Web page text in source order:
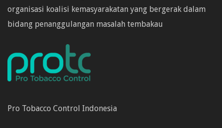
organisasi koalisi kemasyarakatan yang bergerak dalam
bidang penanggulangan masalah tembakau
Pro Tobacco Control Indonesia